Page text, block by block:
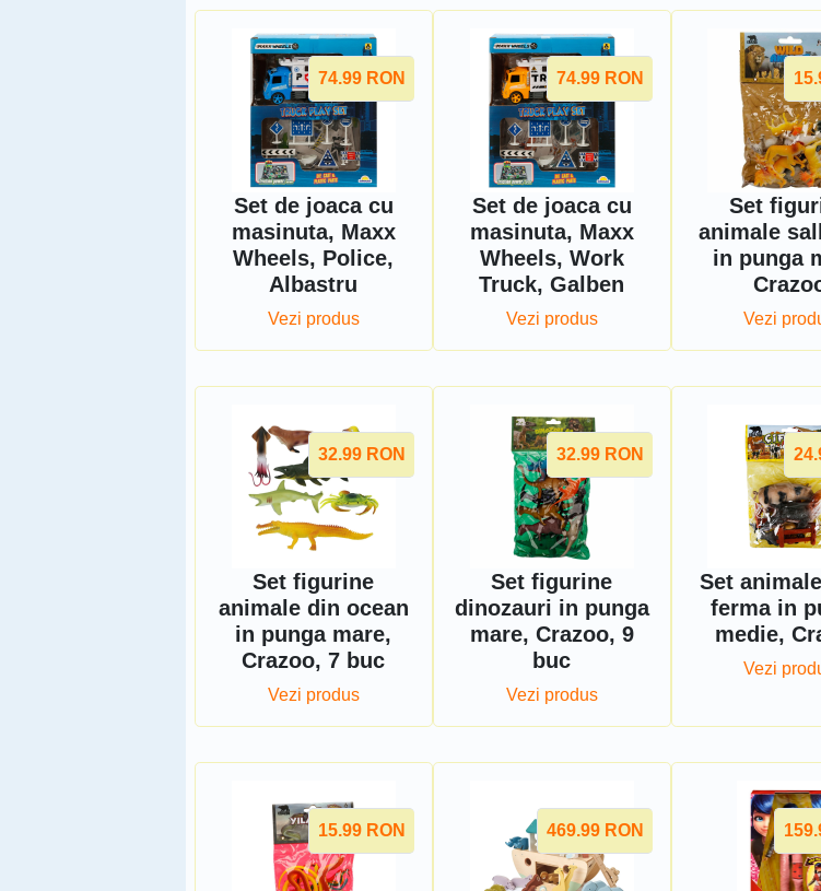
74.99 RON
Set de joaca cu
masinuta, Maxx
Wheels, Police,
Albastru
Vezi produs
74.99 RON
Set de joaca cu
masinuta, Maxx
Wheels, Work
Truck, Galben
Vezi produs
Set
animale
in punga
Vezi
32.99 RON
Set figurine
animale din ocean
in punga mare,
Crazoo, 7 buc
Vezi produs
32.99 RON
Set figurine
dinozauri in punga
mare, Crazoo, 9
buc
Vezi produs
Set
ferma in
medie,
Vezi
15.99 RON 469.99 RON